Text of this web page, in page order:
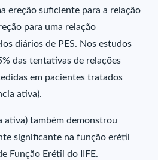
ereção suficiente para a relação
para uma relação
diários de PES. Nos estudos
das tentativas de relações
em pacientes tratados
ativa).
ativa) também demonstrou
significante na função erétil
Função Erétil do IIFE.